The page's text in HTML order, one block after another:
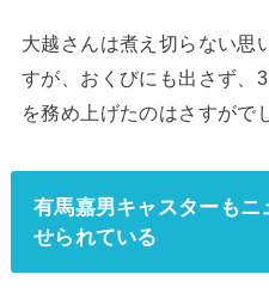
大越さんは煮え切らない思
すが、おくびにも出さず、
を務め上げたのはさすがで
有馬嘉男キャスターもニ
せられている